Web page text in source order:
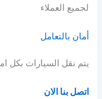
لجميع العملاء
أمان بالتعامل
يتم نقل السيارات بكل
اتصل بنا الان